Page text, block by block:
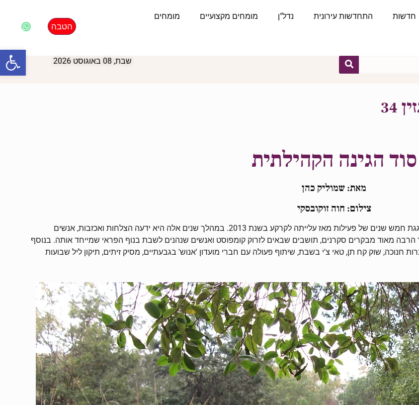
חדשות התחדשות עירונית נדל"ן מומחים מקצועיים מומחים
הטבה
שבת, 08 באוגוסט 2026
סוד הגינה הקהילתית
מאת: שמוליק כהן
צילום: חוה זוקובסקי
בחלקו הדרומי של גן רבקה, ממש בפינה, נמצאת הגינה הקהילתית החוגגת חמש שנים של פעילות מאז עלייתה לקרקע בשנת 2013. במהלך שנים אלה היא ידעה הצלחות ואכזבות, אנשים
הרבה מאוד מבקרים סקרנים, תושבים שבאים לזרוק קומפוסט ואנשים שנהנים לשבת בנוף הפראי שמייחד אותה. בנוסף
חנוכה, שוק קח תן, טאי צ'י בשבת, שיתוף פעולה עם חברי מועדון 'אנוש' בגבעתיים, מסיק זיתים, תיקון ליל שבועות
פתח